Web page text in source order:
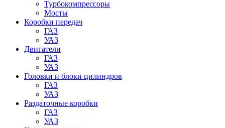
Турбокомпрессоры
Мосты
Коробки передач
ГАЗ
УАЗ
Двигатели
ГАЗ
УАЗ
Головки и блоки цилиндров
ГАЗ
УАЗ
Раздаточные коробки
ГАЗ
УАЗ